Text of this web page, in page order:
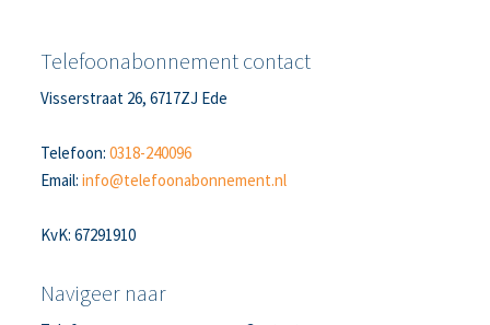
Telefoonabonnement contact
Visserstraat 26, 6717ZJ Ede
Telefoon:0318-240096
Email:info@telefoonabonnement.nl
KvK: 67291910
Navigeer naar